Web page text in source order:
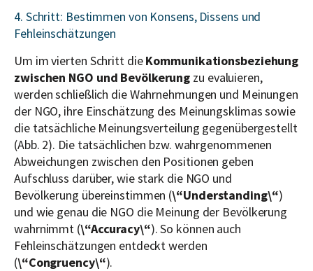
4. Schritt: Bestimmen von Konsens, Dissens und
Fehleinschätzungen
Um im vierten Schritt dieKommunikationsbeziehung
zwischen NGO und Bevölkerung zu evaluieren,
werden schließlich die Wahrnehmungen und Meinungen
der NGO, ihre Einschätzung des Meinungsklimas sowie
die tatsächliche Meinungsverteilung gegenübergestellt
(Abb. 2). Die tatsächlichen bzw. wahrgenommenen
Abweichungen zwischen den Positionen geben
Aufschluss darüber, wie stark die NGO und
Bevölkerung übereinstimmen (\“Understanding\“)
und wie genau die NGO die Meinung der Bevölkerung
wahrnimmt (\“Accuracy\“). So können auch
Fehleinschätzungen entdeckt werden
(\“Congruency\“).